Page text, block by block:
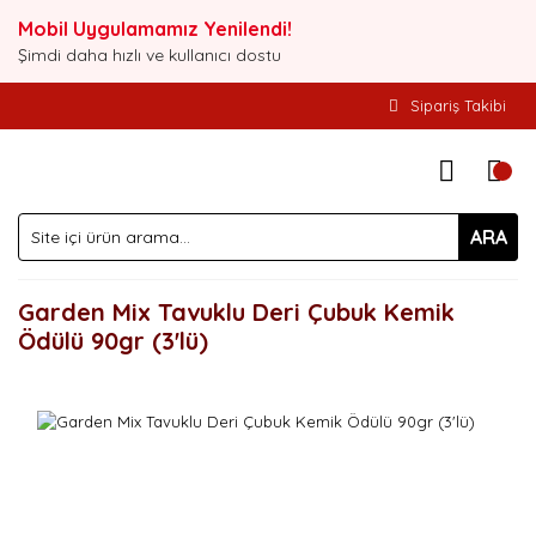
Mobil Uygulamamız Yenilendi!
Şimdi daha hızlı ve kullanıcı dostu
Sipariş Takibi
ARA
Garden Mix Tavuklu Deri Çubuk Kemik
Ödülü 90gr (3'lü)